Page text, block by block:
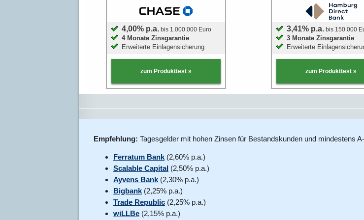
Crowdinvesting
P2P-Kredite
Bausparvertrag
4,00% p.a. bis 1.000.000 Euro
4 Monate Zinsgarantie
Erweiterte Einlagensicherung
zum Produkttest »
3,41% p.a.bis 150.000
3 Monate Zinsgarantie
Erweiterte
zum Produkttest »
Empfehlung: Tagesgelder mit hohen Zinsen für Bestandskunden und mindestens
Ferratum Bank (2,60% p.a.)
Scalable Capital (2,50% p.a.)
Ayvens Bank (2,30% p.a.)
Bigbank (2,25% p.a.)
Trade Republic (2,25% p.a.)
wiLLBe (2,15% p.a.)